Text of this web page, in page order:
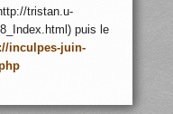
tristan.u-
puis le
inculpes-juin-